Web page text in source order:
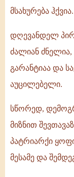
მსახურება ჰქვია.
დღევანდელ
ძალიან ძნელია,
გარანტიაა და
აუცილებელი.
სწორედ,
მიზნით
პატრიარქი
მესამე და